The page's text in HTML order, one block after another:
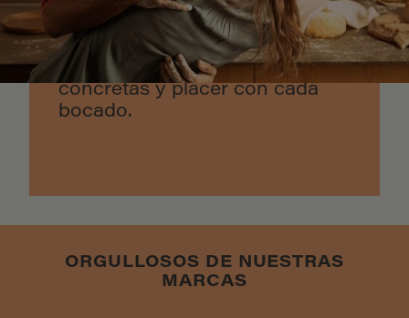
Productos pensados para unir
a las personas: calidad,
atención a unas necesidades
concretas y placer con cada
bocado.
ORGULLOSOS DE NUESTRAS
MARCAS